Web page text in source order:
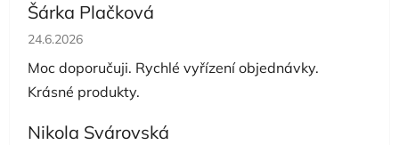
Šárka Plačková
Hodnocení obchodu je 5 z 5 hvězdiček.
24.6.2026
Moc doporučuji. Rychlé vyřízení objednávky.
Krásné produkty.
Nikola Svárovská